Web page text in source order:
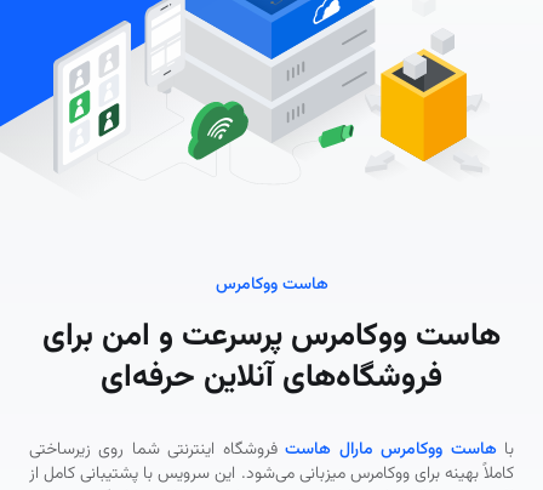
هاست ووکامرس
هاست ووکامرس پرسرعت و امن برای
فروشگاه‌های آنلاین حرفه‌ای
باهاست ووکامرس مارال هاستفروشگاه اینترنتی شما روی زیرساختی
کاملاً بهینه برای ووکامرس میزبانی می‌شود. این سرویس با پشتیبانی کامل از